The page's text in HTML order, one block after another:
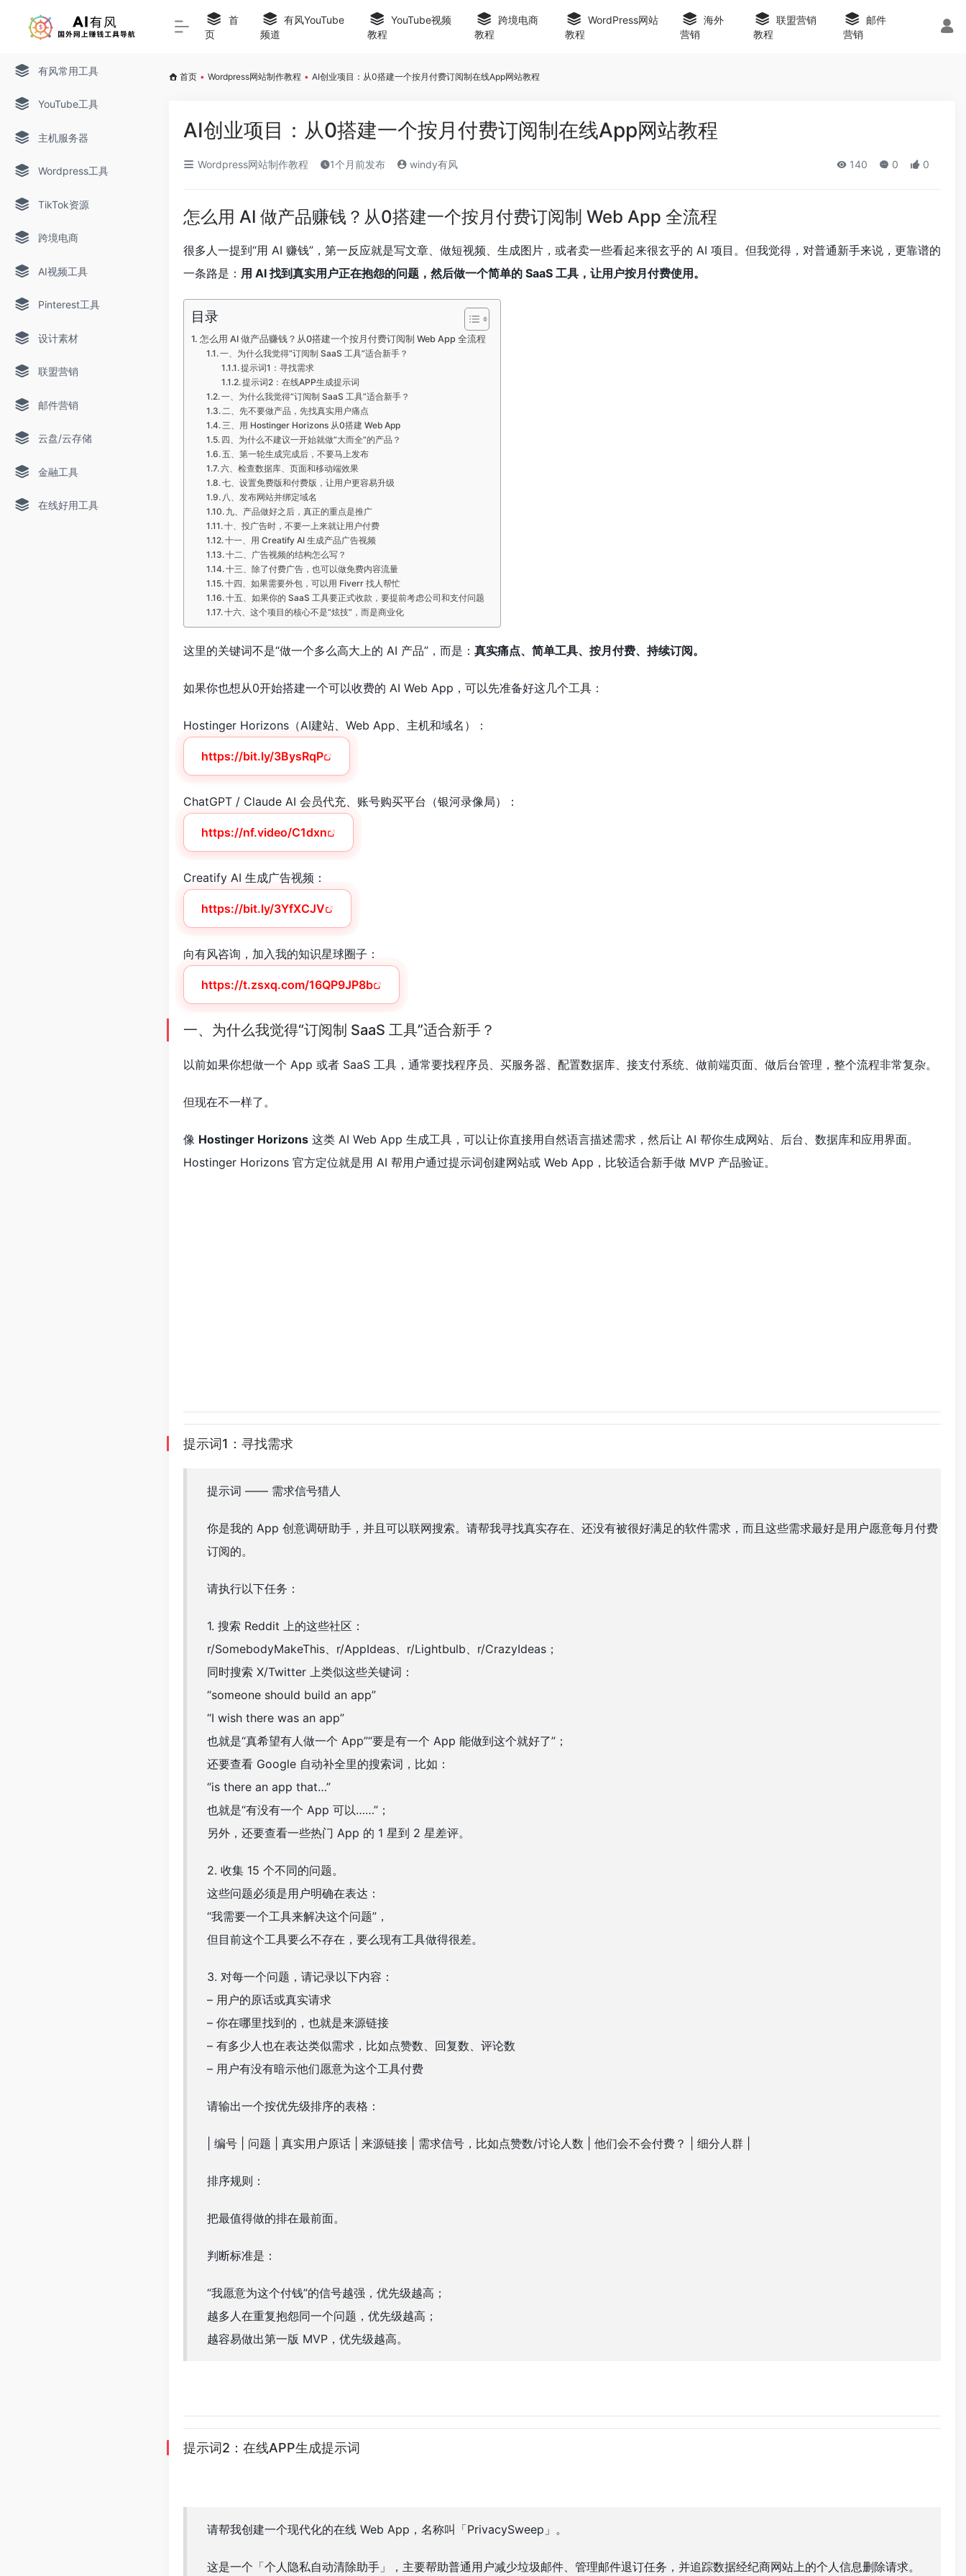
有风常用工具
YouTube工具
主机服务器
Wordpress工具
TikTok资源
跨境电商
AI视频工具
Pinterest工具
设计素材
联盟营销
邮件营销
云盘/云存储
金融工具
在线好用工具
首
页
有风YouTube
频道
YouTube视频
教程
跨境电商
教程
WordPress网站
教程
海外
营销
联盟营销
教程
邮件
营销
首页 • Wordpress网站制作教程 • AI创业项目：从0搭建一个按月付费订阅制在线App网站教程
AI创业项目：从0搭建一个按月付费订阅制在线App网站教程
Wordpress网站制作教程 1个月前发布 windy有风 140 0 0
怎么用 AI 做产品赚钱？从0搭建一个按月付费订阅制 Web App 全流程
很多人一提到“用 AI 赚钱”，第一反应就是写文章、做短视频、生成图片，或者卖一些看起来很玄乎的 AI 项目。但我觉得，对普通新手来说，更靠谱的
一条路是： 用 AI 找到真实用户正在抱怨的问题，然后做一个简单的 SaaS 工具，让用户按月付费使用。
目录
怎么用 AI 做产品赚钱？从0搭建一个按月付费订阅制 Web App 全流程
一、为什么我觉得“订阅制 SaaS 工具”适合新手？
提示词1：寻找需求
提示词2：在线APP生成提示词
一、为什么我觉得“订阅制 SaaS 工具”适合新手？
二、先不要做产品，先找真实用户痛点
三、用 Hostinger Horizons 从0搭建 Web App
四、为什么不建议一开始就做“大而全”的产品？
五、第一轮生成完成后，不要马上发布
六、检查数据库、页面和移动端效果
七、设置免费版和付费版，让用户更容易升级
八、发布网站并绑定域名
九、产品做好之后，真正的重点是推广
十、投广告时，不要一上来就让用户付费
十一、用 Creatify AI 生成产品广告视频
十二、广告视频的结构怎么写？
十三、除了付费广告，也可以做免费内容流量
十四、如果需要外包，可以用 Fiverr 找人帮忙
十五、如果你的 SaaS 工具要正式收款，要提前考虑公司和支付问题
十六、这个项目的核心不是“炫技”，而是商业化
这里的关键词不是“做一个多么高大上的 AI 产品”，而是： 真实痛点、简单工具、按月付费、持续订阅。
如果你也想从0开始搭建一个可以收费的 AI Web App，可以先准备好这几个工具：
Hostinger Horizons（AI建站、Web App、主机和域名）：
https://bit.ly/3BysRqP
ChatGPT / Claude AI 会员代充、账号购买平台（银河录像局）：
https://nf.video/C1dxn
Creatify AI 生成广告视频：
https://bit.ly/3YfXCJV
向有风咨询，加入我的知识星球圈子：
https://t.zsxq.com/16QP9JP8b
一、为什么我觉得“订阅制 SaaS 工具”适合新手？
以前如果你想做一个 App 或者 SaaS 工具，通常要找程序员、买服务器、配置数据库、接支付系统、做前端页面、做后台管理，整个流程非常复杂。
但现在不一样了。
像 Hostinger Horizons 这类 AI Web App 生成工具，可以让你直接用自然语言描述需求，然后让 AI 帮你生成网站、后台、数据库和应用界面。
Hostinger Horizons 官方定位就是用 AI 帮用户通过提示词创建网站或 Web App，比较适合新手做 MVP 产品验证。
提示词1：寻找需求
提示词 —— 需求信号猎人
你是我的 App 创意调研助手，并且可以联网搜索。请帮我寻找真实存在、还没有被很好满足的软件需求，而且这些需求最好是用户愿意每月付费
订阅的。
请执行以下任务：
1. 搜索 Reddit 上的这些社区：
r/SomebodyMakeThis、r/AppIdeas、r/Lightbulb、r/CrazyIdeas；
同时搜索 X/Twitter 上类似这些关键词：
“someone should build an app”
“I wish there was an app”
也就是“真希望有人做一个 App”“要是有一个 App 能做到这个就好了”；
还要查看 Google 自动补全里的搜索词，比如：
“is there an app that…”
也就是“有没有一个 App 可以……”；
另外，还要查看一些热门 App 的 1 星到 2 星差评。
2. 收集 15 个不同的问题。
这些问题必须是用户明确在表达：
“我需要一个工具来解决这个问题”，
但目前这个工具要么不存在，要么现有工具做得很差。
3. 对每一个问题，请记录以下内容：
– 用户的原话或真实请求
– 你在哪里找到的，也就是来源链接
– 有多少人也在表达类似需求，比如点赞数、回复数、评论数
– 用户有没有暗示他们愿意为这个工具付费
请输出一个按优先级排序的表格：
| 编号 | 问题 | 真实用户原话 | 来源链接 | 需求信号，比如点赞数/讨论人数 | 他们会不会付费？ | 细分人群 |
排序规则：
把最值得做的排在最前面。
判断标准是：
“我愿意为这个付钱”的信号越强，优先级越高；
越多人在重复抱怨同一个问题，优先级越高；
越容易做出第一版 MVP，优先级越高。
提示词2：在线APP生成提示词
请帮我创建一个现代化的在线 Web App，名称叫「PrivacySweep」。
这是一个「个人隐私自动清除助手」，主要帮助普通用户减少垃圾邮件、管理邮件退订任务，并追踪数据经纪商网站上的个人信息删除请求。